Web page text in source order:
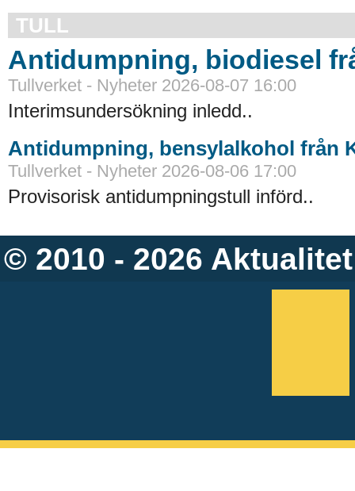
TULL
Antidumpning, biodiesel
Tullverket - Nyheter 2026-08-07 16:00
Interimsundersökning inledd..
Antidumpning, bensylalkohol från
Tullverket - Nyheter 2026-08-06 17:00
Provisorisk antidumpningstull införd..
© 2010 - 2026 Aktualitet